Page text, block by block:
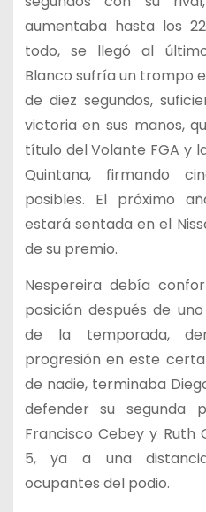
aumentaba hasta los
todo, se llegó al
Blanco sufría un trompo
de diez segundos,
victoria en sus manos,
título del Volante FGA y
Quintana, firmando
posibles. El próximo
estará sentada en el
de su premio.
Nespereira debía
posición después de
de la temporada,
progresión en este
de nadie, terminaba
defender su segunda
Francisco Cebey y
5, ya a una
ocupantes del podio.